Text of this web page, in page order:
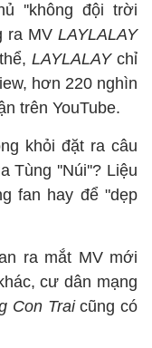
''không đội trời
ra MV LAYLALAY
LAYLALAY chỉ
hơn 220 nghìn
trên YouTube.
khỏi đặt ra câu
Tùng ''Núi''? Liệu
fan hay để "dẹp
ra mắt MV mới
cư dân mạng
Con Traicũng có